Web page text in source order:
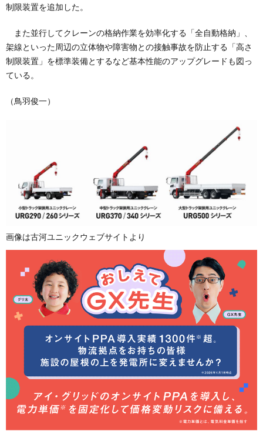
制限装置を追加した。
また並行してクレーンの格納作業を効率化する「全自動格納」、
架線といった周辺の立体物や障害物との接触事故を防止する「高さ
制限装置」を標準装備とするなど基本性能のアップグレードも図っ
ている。
（鳥羽俊一）
画像は古河ユニックウェブサイトより